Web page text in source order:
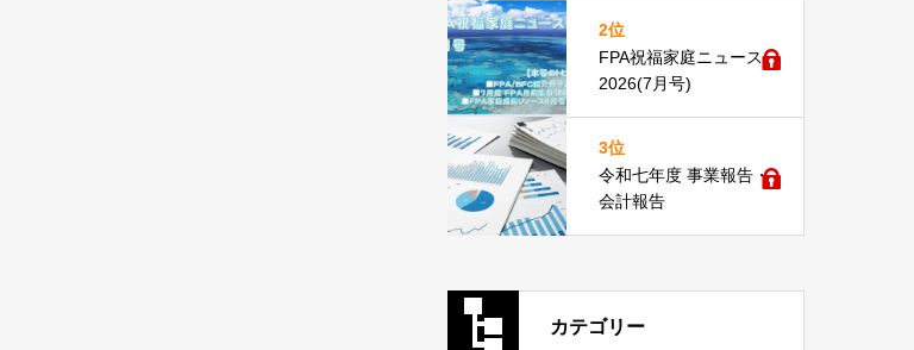
2位
FPA祝福家庭ニュース
2026(7月号)
3位
令和七年度 事業報告・
会計報告
カテゴリー